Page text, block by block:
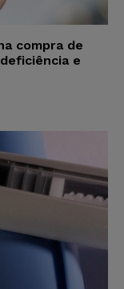
compra de
e